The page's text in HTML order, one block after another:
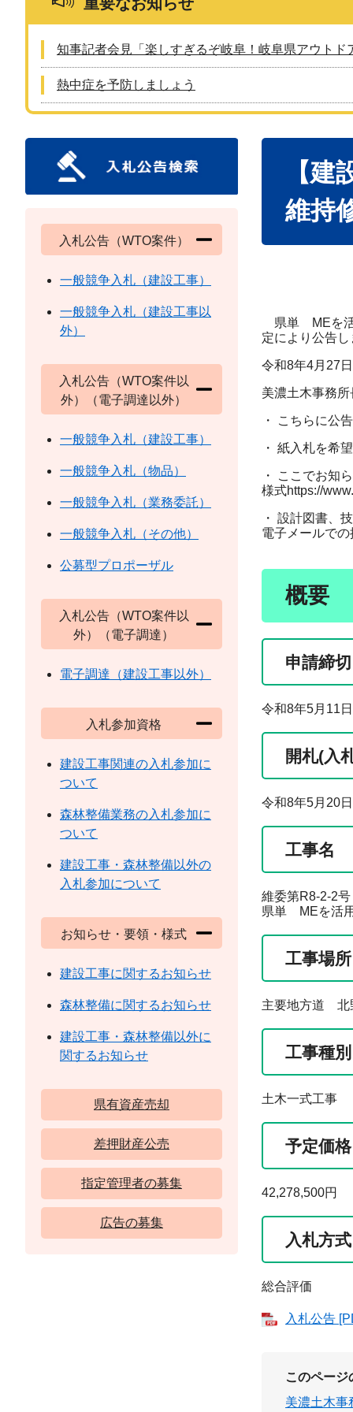
知事記者会見「楽しすぎるぞ岐阜！岐阜県アウトド
熱中症を予防しましょう
【
維持
県単 MEを活
定により公告し
令和8年4月27日
美濃土木事
・ こちらに公
・ 紙入札を希
・ ここでお知
様式https://
・ 設計図書、
電子メールで
概要
申請締
令和8年5月11日
開札(入
令和8年5月20日
工事名
維委第R8-2-2号
県単 MEを活
工事場所
主要地方道 北
工事種別
土木一式工事
予定価
42,278,500円
入札方式
総合評価
入札公告
このページ
美濃土木事
入札公告（WTO案件）
一般競争入札（建設工事）
一般競争入札（建設工事以
外）
入札公告（WTO案件以
外）（電子調達以外）
一般競争入札（建設工事）
一般競争入札（物品）
一般競争入札（業務委託）
一般競争入札（その他）
公募型プロポーザル
入札公告（WTO案件以
外）（電子調達）
電子調達（建設工事以外）
入札参加資格
建設工事関連の入札参加に
ついて
森林整備業務の入札参加に
ついて
建設工事・森林整備以外の
入札参加について
お知らせ・要領・様式
建設工事に関するお知らせ
森林整備に関するお知らせ
建設工事・森林整備以外に
関するお知らせ
県有資産売却
差押財産公売
指定管理者の募集
広告の募集